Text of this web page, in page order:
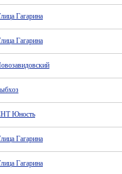
Гагарина
Гагарина
Юность
Гагарина
Гагарина